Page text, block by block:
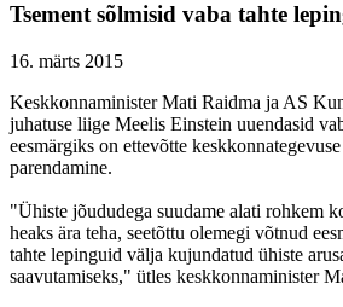
Tsement sõlmisid vaba tahte
16. märts 2015
Keskkonnaminister Mati Raidma ja AS
juhatuse liige Meelis Einstein uuendasid
eesmärgiks on ettevõtte
parendamine.
"Ühiste jõududega suudame alati rohkem
heaks ära teha, seetõttu olemegi võtnud
tahte lepinguid välja kujundatud ühiste
saavutamiseks," ütles keskkonnaminister